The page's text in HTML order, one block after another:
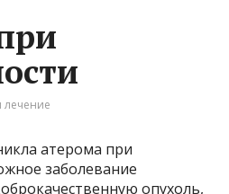
лечение
атерома при
заболевание
опухоль,